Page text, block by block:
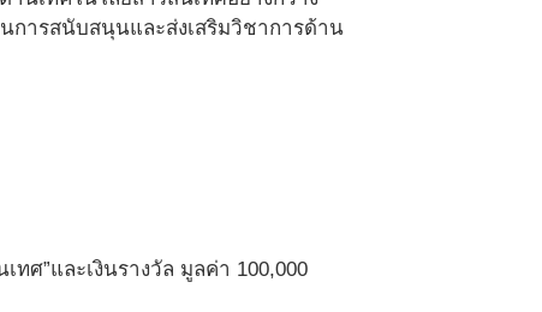
การสนับสนุนและส่งเสริมวิชาการด้าน
ศ”และเงินรางวัล มูลค่า 100,000